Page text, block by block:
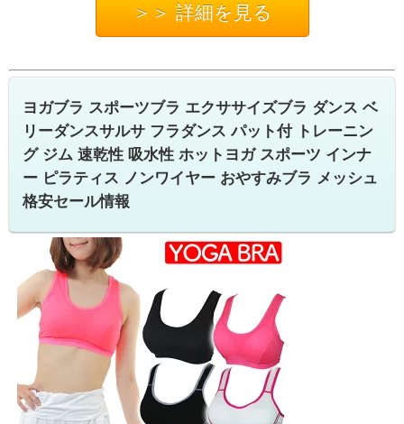
＞＞ 詳細を見る
ヨガブラ スポーツブラ エクササイズブラ ダンス ベ
リーダンスサルサ フラダンス パット付 トレーニン
グ ジム 速乾性 吸水性 ホットヨガ スポーツ インナ
ー ピラティス ノンワイヤー おやすみブラ メッシュ
格安セール情報